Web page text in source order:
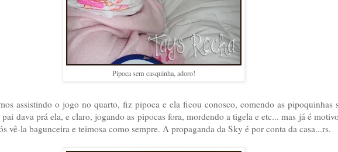
Pipoca sem casquinha, adoro!
assistindo o jogo no quarto, fiz pipoca e ela ficou conosco, comendo as pipoquinhas
pai dava prá ela, e claro, jogando as pipocas fora, mordendo a tigela e etc... mas já é
vê-la bagunceira e teimosa como sempre. A propaganda da Sky é por conta da casa...rs.